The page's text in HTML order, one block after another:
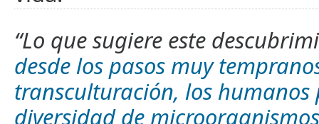
“Lo que sugiere este
desde los pasos muy
transculturación, los humanos
diversidad de microorganismos